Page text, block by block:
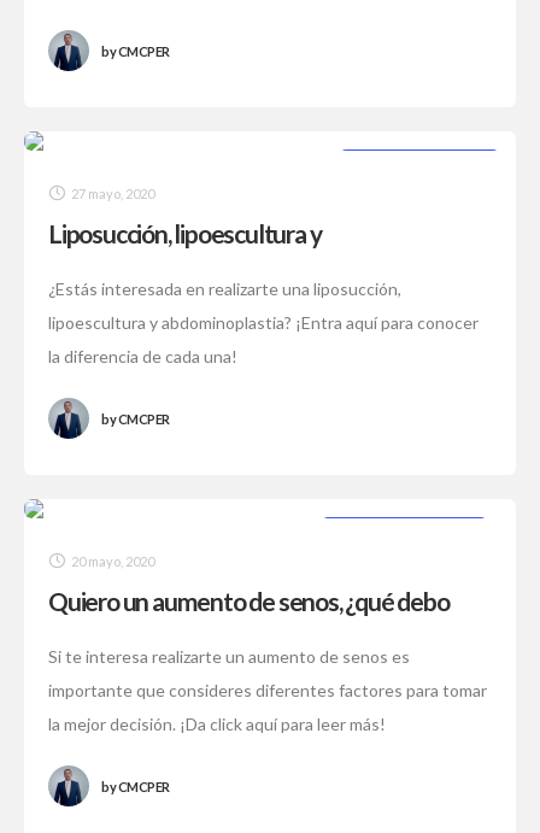
byCMCPER
27 mayo, 2020
Liposucción, lipoescultura y
¿Estás interesada en realizarte una liposucción,
lipoescultura y abdominoplastia? ¡Entra aquí para conocer
la diferencia de cada una!
byCMCPER
20 mayo, 2020
Quiero un aumento de senos, ¿qué debo
Si te interesa realizarte un aumento de senos es
importante que consideres diferentes factores para tomar
la mejor decisión. ¡Da click aquí para leer más!
byCMCPER